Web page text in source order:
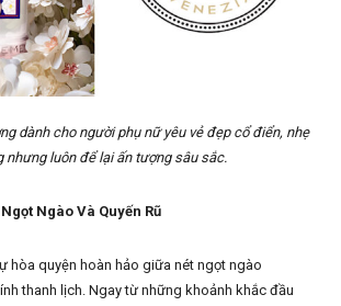
dành cho người phụ nữ yêu vẻ đẹp cổ điển, nhẹ
nhưng luôn để lại ấn tượng sâu sắc.
Ngào Và Quyến Rũ
hòa quyện hoàn hảo giữa nét ngọt ngào
thanh lịch. Ngay từ những khoảnh khắc đầu